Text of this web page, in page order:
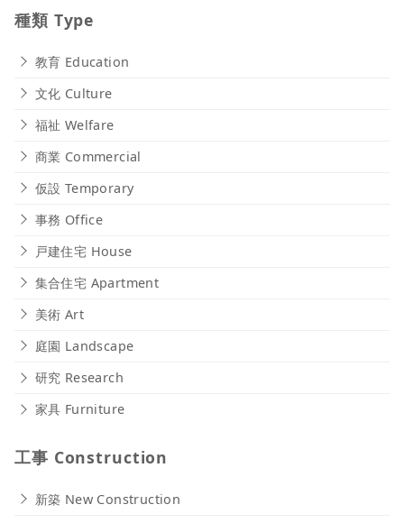
種類 Type
教育 Education
文化 Culture
福祉 Welfare
商業 Commercial
仮設 Temporary
事務 Office
戸建住宅 House
集合住宅 Apartment
美術 Art
庭園 Landscape
研究 Research
家具 Furniture
工事 Construction
新築 New Construction